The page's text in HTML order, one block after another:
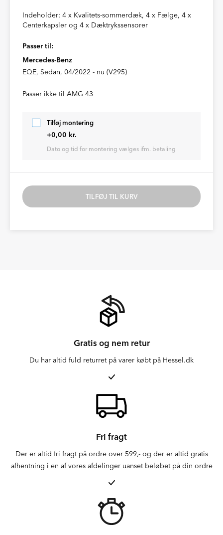
Indeholder: 4 x Kvalitets-sommerdæk, 4 x Fælge, 4 x
Centerkapsler og 4 x Dæktrykssensorer
Passer til:
Mercedes-Benz
EQE, Sedan, 04/2022 - nu (V295)
Passer ikke til AMG 43
Tilføj montering
+0,00 kr.
Dato og tid for montering vælges ifm. betaling
TILFØJ TIL KURV
Gratis og nem retur
Du har altid fuld returret på varer købt på Hessel.dk
Fri fragt
Der er altid fri fragt på ordre over 599,- og der er altid gratis
afhentning i en af vores afdelinger uanset beløbet på din ordre